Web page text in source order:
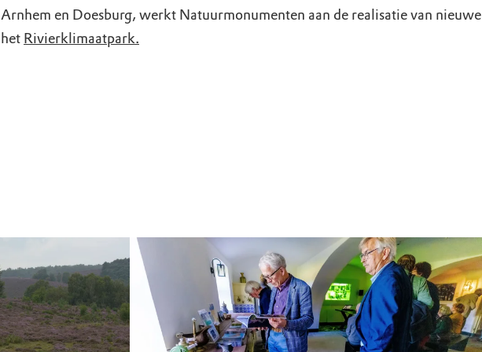
Arnhem en Doesburg, werkt Natuurmonumenten aan de realisatie van
het Rivierklimaatpark.